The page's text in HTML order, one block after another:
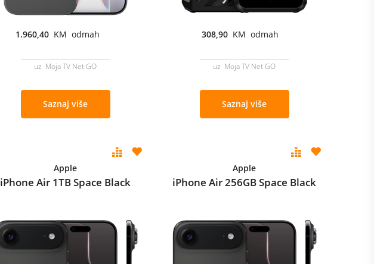
1.960,40 KM odmah
uz Moja TV Net GO
Saznaj više
308,90 KM odmah
uz Moja TV Net GO
Saznaj više
Apple
iPhone Air 1TB Space Black
Apple
iPhone Air 256GB Space Black